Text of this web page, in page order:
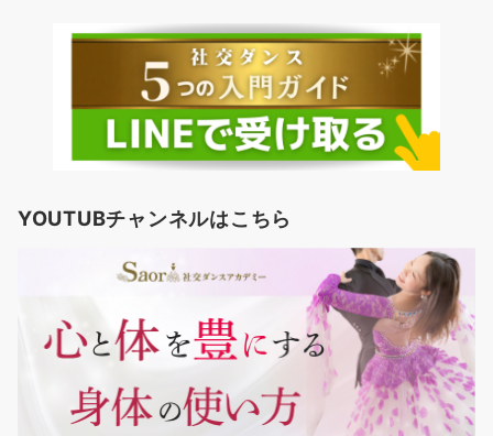
YOUTUBチャンネルはこちら